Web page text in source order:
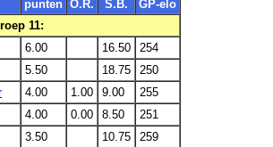
punten O.R. S.B.
GP-elo
11:
6.00 16.50
254
5.50 18.75
250
4.00 1.00 9.00
255
4.00 0.00 8.50
251
3.50 10.75
259